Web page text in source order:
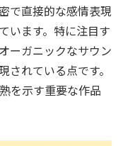
で直接的な感情表現
います。特に注目す
ーガニックなサウン
されている点です。
を示す重要な作品